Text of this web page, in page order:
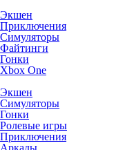
Экшен
Приключения
Симуляторы
Файтинги
Гонки
Xbox One
Экшен
Симуляторы
Гонки
Ролевые игры
Приключения
Аркады